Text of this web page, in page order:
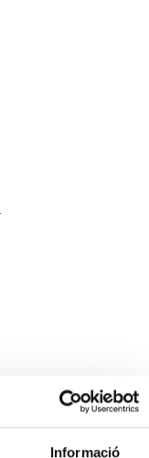
Informació